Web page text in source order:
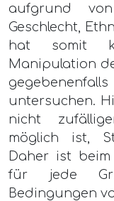
aufgrund
Geschlecht,
hat somit
Manipulation
untersuchen.
nicht
möglich ist,
Daher ist
für jede
Bedingungen